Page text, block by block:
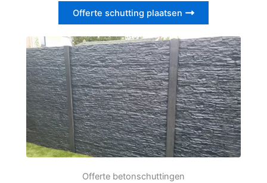
Offerte schutting plaatsen
Offerte betonschuttingen